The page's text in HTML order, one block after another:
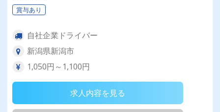
賞与あり
自社企業ドライバー
新潟県新潟市
1,050円～1,100円
求人内容を見る